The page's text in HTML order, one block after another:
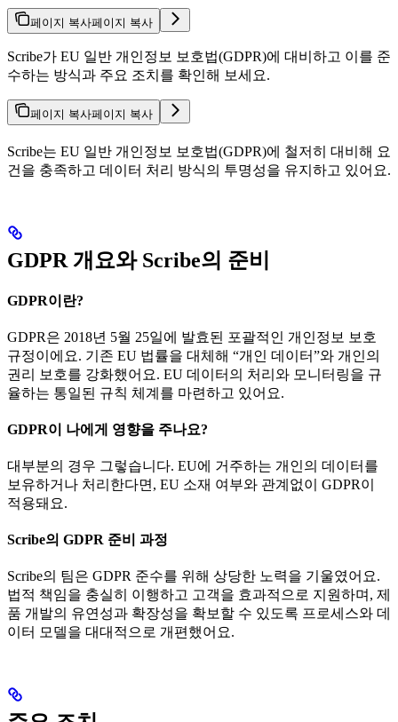
페이지 복사페이지 복사
Scribe가 EU 일반 개인정보 보호법(GDPR)에 대비하고 이를 준
수하는 방식과 주요 조치를 확인해 보세요.
페이지 복사페이지 복사
Scribe는 EU 일반 개인정보 보호법(GDPR)에 철저히 대비해 요
건을 충족하고 데이터 처리 방식의 투명성을 유지하고 있어요.
GDPR 개요와 Scribe의 준비
GDPR이란?
GDPR은 2018년 5월 25일에 발효된 포괄적인 개인정보 보호
규정이에요. 기존 EU 법률을 대체해 “개인 데이터”와 개인의
권리 보호를 강화했어요. EU 데이터의 처리와 모니터링을 규
율하는 통일된 규칙 체계를 마련하고 있어요.
GDPR이 나에게 영향을 주나요?
대부분의 경우 그렇습니다. EU에 거주하는 개인의 데이터를
보유하거나 처리한다면, EU 소재 여부와 관계없이 GDPR이
적용돼요.
Scribe의 GDPR 준비 과정
Scribe의 팀은 GDPR 준수를 위해 상당한 노력을 기울였어요.
법적 책임을 충실히 이행하고 고객을 효과적으로 지원하며, 제
품 개발의 유연성과 확장성을 확보할 수 있도록 프로세스와 데
이터 모델을 대대적으로 개편했어요.